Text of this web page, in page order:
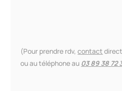
(Pour prendre rdv,contact
ou au téléphone au 03 89 38 72